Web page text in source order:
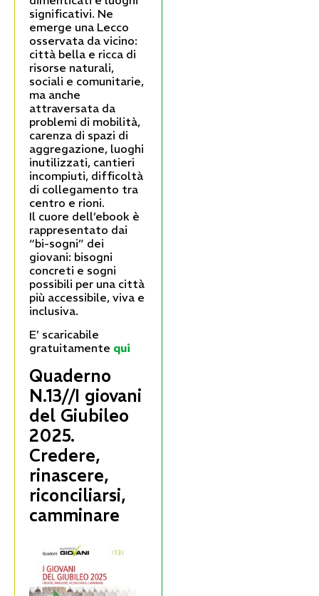
significativi. Ne
emerge una Lecco
osservata da vicino:
città bella e ricca di
risorse naturali,
sociali e comunitarie,
ma anche
attraversata da
problemi di mobilità,
carenza di spazi di
aggregazione, luoghi
inutilizzati, cantieri
incompiuti, difficoltà
di collegamento tra
centro e rioni.
Il cuore dell’ebook è
rappresentato dai
“bi-sogni” dei
giovani: bisogni
concreti e sogni
possibili per una città
più accessibile, viva e
inclusiva.
E’ scaricabile
gratuitamente qui
Quaderno
N.13//I giovani
del Giubileo
2025.
Credere,
rinascere,
riconciliarsi,
camminare